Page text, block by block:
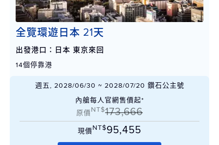
全覽環遊日本 21天
出發港口：日本 東京來回
14個停靠港
週五, 2028/06/30 ~ 2028/07/20 鑽石公主號
內艙每人官網售價起*
原價NT$173,666
現價NT$95,455